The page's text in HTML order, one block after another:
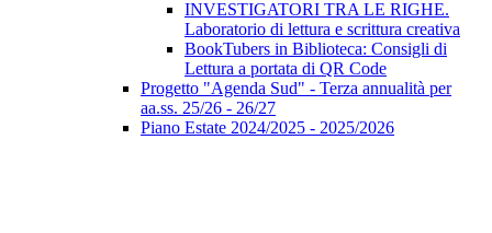
INVESTIGATORI TRA LE RIGHE.
Laboratorio di lettura e scrittura creativa
BookTubers in Biblioteca: Consigli di
Lettura a portata di QR Code
Progetto "Agenda Sud" - Terza annualità per
aa.ss. 25/26 - 26/27
Piano Estate 2024/2025 - 2025/2026